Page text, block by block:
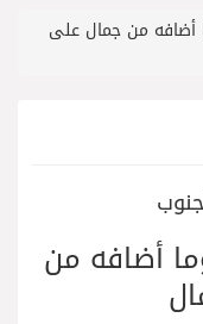
أضافه من جمال على
أضافه من